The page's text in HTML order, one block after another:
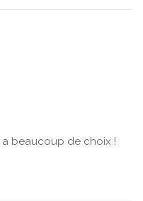
beaucoup de choix !